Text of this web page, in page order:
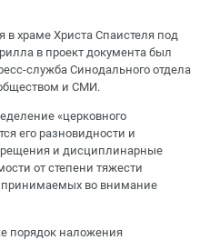
в храме Христа Спаистеля под
в проект документа был
служба Синодального отдела
и СМИ.
«церковного
его разновидности и
и дисциплинарные
от степени тяжести
принимаемых во внимание
порядок наложения